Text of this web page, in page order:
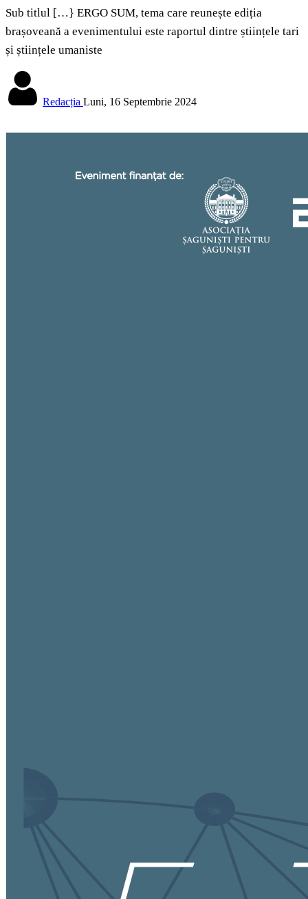
Sub titlul […} ERGO SUM, tema care reunește ediția
brașoveană a evenimentului este raportul dintre științele tari
și științele umaniste
Redacția Luni, 16 Septembrie 2024